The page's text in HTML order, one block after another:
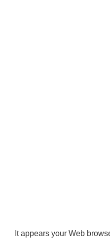
It appears your Web